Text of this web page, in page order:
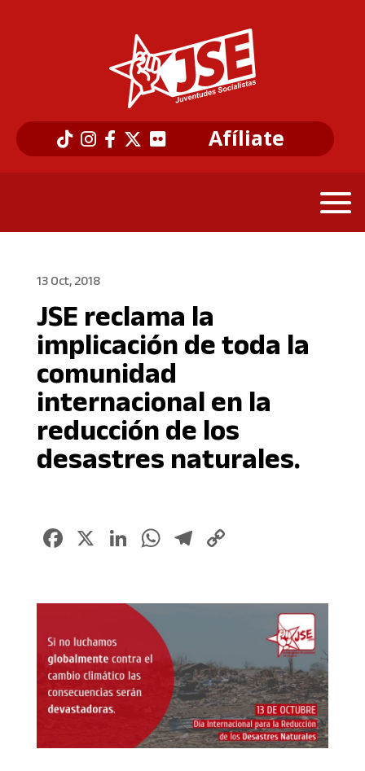
Afíliate
13 Oct, 2018
JSE reclama la
implicación de toda la
comunidad
internacional en la
reducción de los
desastres naturales.
Facebook
X LinkedIn
WhatsApp
Telegram